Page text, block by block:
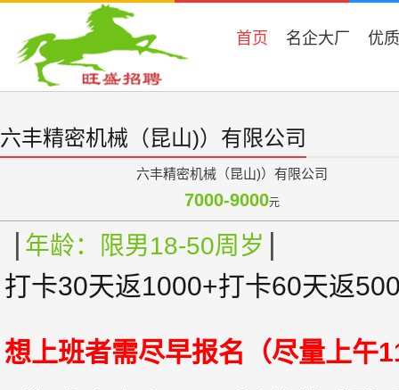
首页 名企大厂 优
六丰精密机械（昆山)）有限公司
六丰精密机械（昆山)）有限公司
7000-9000元
| 年龄：限男18-50周岁 |
打卡30天返1000+打卡60天返
想上班者需尽早报名（尽量上午